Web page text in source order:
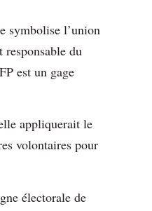
symbolise l’union
du
est un gage
appliquerait le
volontaires pour
électorale de